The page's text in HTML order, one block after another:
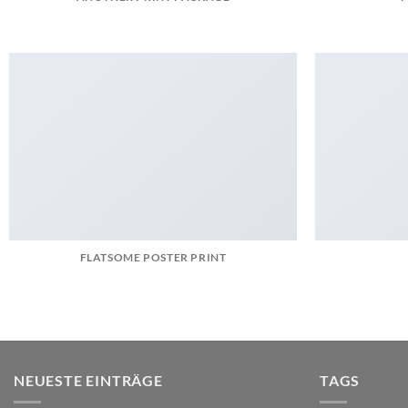
FLATSOME POSTER PRINT
NEUESTE EINTRÄGE TAGS